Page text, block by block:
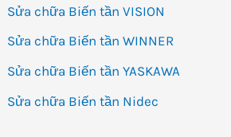
Sửa chữa Biến tần VISION
Sửa chữa Biến tần WINNER
Sửa chữa Biến tần YASKAWA
Sửa chữa Biến tần Nidec